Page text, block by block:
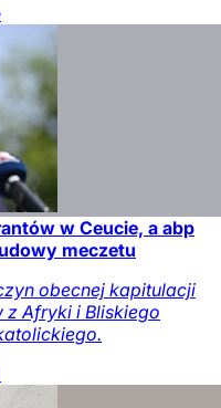
w Ceucie, a abp
meczetu
obecnej kapitulacji
Afryki i Bliskiego